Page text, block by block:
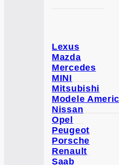
Lexus
Mazda
Mercedes
MINI
Mitsubishi
Modele
Nissan
Opel
Peugeot
Porsche
Renault
Saab